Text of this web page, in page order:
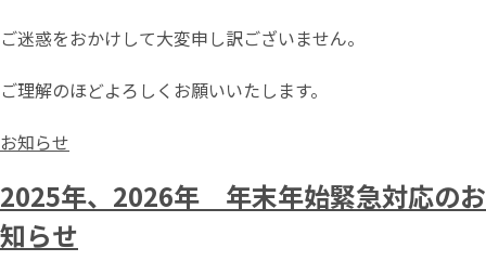
ご迷惑をおかけして大変申し訳ございません。
ご理解のほどよろしくお願いいたします。
お知らせ
2025年、2026年 年末年始緊急対応のお
知らせ